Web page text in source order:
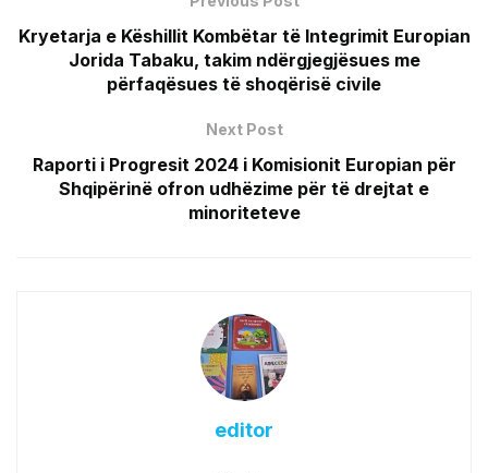
Kryetarja e Këshillit Kombëtar të Integrimit Europian
Jorida Tabaku, takim ndërgjegjësues me
përfaqësues të shoqërisë civile
Next Post
Raporti i Progresit 2024 i Komisionit Europian për
Shqipërinë ofron udhëzime për të drejtat e
minoriteteve
editor